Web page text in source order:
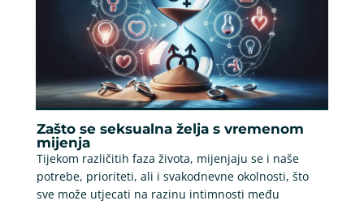
Zašto se seksualna želja s vremenom
mijenja
Tijekom različitih faza života, mijenjaju se i naše
potrebe, prioriteti, ali i svakodnevne okolnosti, što
sve može utjecati na razinu intimnosti među